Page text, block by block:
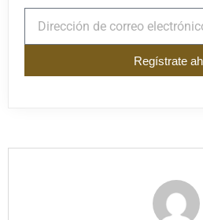
Regístrate